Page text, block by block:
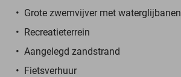
Grote zwemvijver met waterglijbanen
Recreatieterrein
Aangelegd zandstrand
Fietsverhuur